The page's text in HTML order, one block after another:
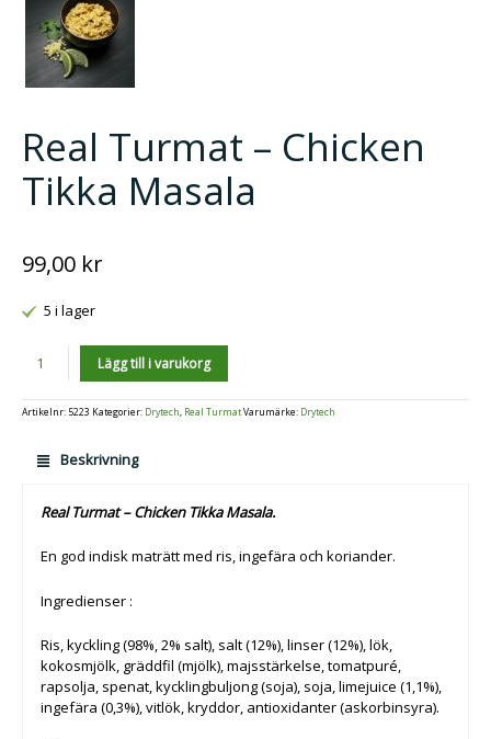
Real Turmat – Chicken
Tikka Masala
99,00 kr
5 i lager
Antal Lägg till i varukorg
Artikelnr: 5223 Kategorier: Drytech, Real TurmatVarumärke: Drytech
Beskrivning
Real Turmat – Chicken Tikka Masala.
En god indisk maträtt med ris, ingefära och koriander.
Ingredienser :
Ris, kyckling (98%, 2% salt), salt (12%), linser (12%), lök,
kokosmjölk, gräddfil (mjölk), majsstärkelse, tomatpuré,
rapsolja, spenat, kycklingbuljong (soja), soja, limejuice (1,1%),
ingefära (0,3%), vitlök, kryddor, antioxidanter (askorbinsyra).